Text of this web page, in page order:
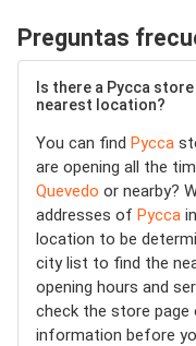
Preguntas
Is there a Pycca store
nearest location?
You can find Pycca
are opening all the
Quevedo or nearby?
addresses of Pycca in
location to be
city list to find the
opening hours and
check the store page
information before